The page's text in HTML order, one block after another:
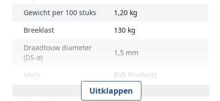
Gewicht per 100 stuks
1,20 kg
Breeklast
130 kg
Draadtouw diameter
(DS-ø)
1,5 mm
Merk RVS Products
Uitklappen